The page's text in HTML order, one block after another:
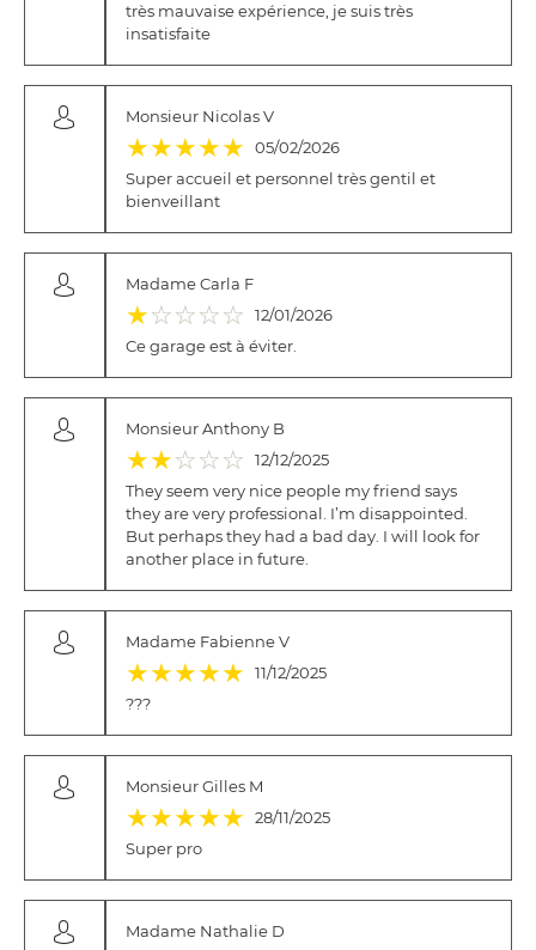
très mauvaise expérience, je suis très
insatisfaite
Monsieur Nicolas V
(*)
★ (*)
★ (*)
★ (*)
★ (*)
★
05/02/2026
Super accueil et personnel très gentil et
bienveillant
Madame Carla F
(*)
★ ( )
☆ ( )
☆ ( )
☆ ( )
☆
12/01/2026
Ce garage est à éviter.
Monsieur Anthony B
(*)
★ (*)
★ ( )
☆ ( )
☆ ( )
☆
12/12/2025
They seem very nice people my friend says
they are very professional. I’m disappointed.
But perhaps they had a bad day. I will look for
another place in future.
Madame Fabienne V
(*)
★ (*)
★ (*)
★ (*)
★ (*)
★
11/12/2025
???
Monsieur Gilles M
(*)
★ (*)
★ (*)
★ (*)
★ (*)
★
28/11/2025
Super pro
Madame Nathalie D